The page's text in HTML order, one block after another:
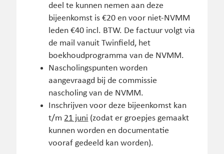
deel te kunnen nemen aan deze
bijeenkomst is €20 en voor niet-NVMM
leden €40 incl. BTW. De factuur volgt via
de mail vanuit Twinfield, het
boekhoudprogramma van de NVMM.
Nascholingspunten worden
aangevraagd bij de commissie
nascholing van de NVMM.
Inschrijven voor deze bijeenkomst kan
t/m 21 juni (zodat er groepjes gemaakt
kunnen worden en documentatie
vooraf gedeeld kan worden).